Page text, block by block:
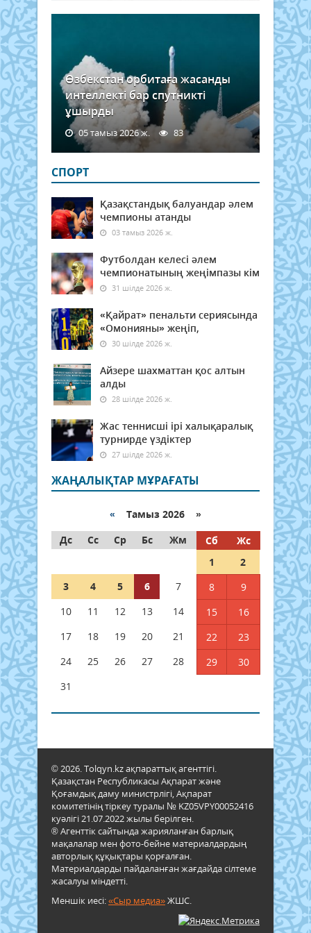
және
бас
бұл...
Өзбекстан орбитаға жасанды
интеллекті бар спутникті
ұшырды
05 тамыз 2026 ж. 83
СПОРТ
Қазақстандық балуандар әлем
чемпионы атанды
03 тамыз 2026 ж.
Футболдан келесі әлем
чемпионатының жеңімпазы кім
31 шілде 2026 ж.
«Қайрат» пенальти сериясында
«Омонияны» жеңіп,
30 шілде 2026 ж.
Айзере шахматтан қос алтын
алды
28 шілде 2026 ж.
Жас теннисші ірі халықаралық
турнирде үздіктер
27 шілде 2026 ж.
ЖАҢАЛЫҚТАР МҰРАҒАТЫ
« Тамыз 2026 »
Дс
Сс Ср Бс Жм Сб
Жс
1
2
3
4 5 6 7 8
9
10
11 12 13 14 15
16
17
18 19 20 21 22
23
24
25 26 27 28 29
30
31
© 2026. Tolqyn.kz ақпараттық агенттігі.
Қазақстан Республикасы Ақпарат және
Қоғамдық даму министрлігі, Ақпарат
комитетінің тіркеу туралы № KZ05VPY00052416
куәлігі 21.07.2022 жылы берілген.
® Агенттік сайтында жарияланған барлық
мақалалар мен фото-бейне материалдардың
авторлық құқықтары қорғалған.
Материалдарды пайдаланған жағдайда сілтеме
жасалуы міндетті.
Меншік иесі:«Сыр медиа»ЖШС.